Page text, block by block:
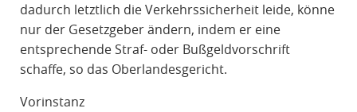
dadurch letztlich die Verkehrssicherheit leide, könne
nur der Gesetzgeber ändern, indem er eine
entsprechende Straf- oder Bußgeldvorschrift
schaffe, so das Oberlandesgericht.
Vorinstanz